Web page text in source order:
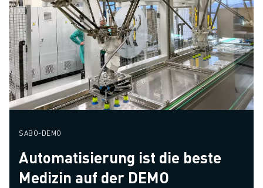
SABO-DEMO
Automatisierung ist die beste
Medizin auf der DEMO